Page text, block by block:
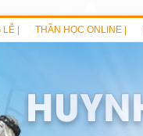
| THẦN HỌC ONLINE |